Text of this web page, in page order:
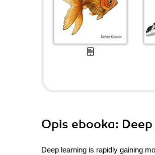
Opis ebooka:
Deep learning is rapidly gaining